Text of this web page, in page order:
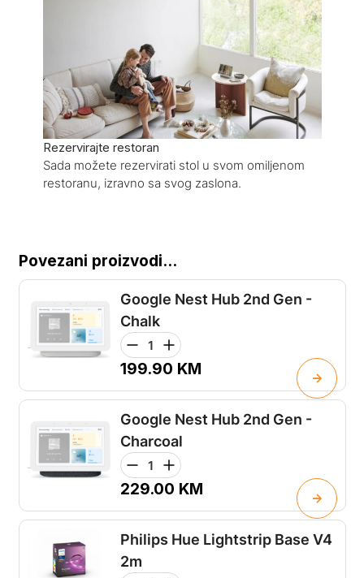
Rezervirajte restoran
Sada možete rezervirati stol u svom omiljenom
restoranu, izravno sa svog zaslona.
Povezani proizvodi...
Google Nest Hub 2nd Gen -
Chalk
199.90 KM
Google Nest Hub 2nd Gen -
Charcoal
229.00 KM
Philips Hue Lightstrip Base V4
2m